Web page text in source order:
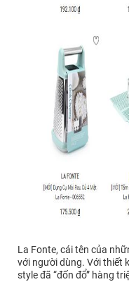
La Fonte, cái tên của
với người dùng. Với thiết
style đã “đốn đổ” hàng